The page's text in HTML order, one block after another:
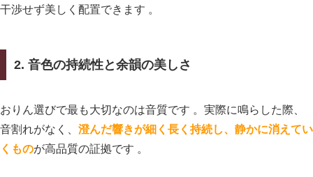
干渉せず美しく配置できます 。
2. 音色の持続性と余韻の美しさ
おりん選びで最も大切なのは音質です 。実際に鳴らした際、
音割れがなく、 澄んだ響きが細く長く持続し、静かに消えてい
くものが高品質の証拠です 。